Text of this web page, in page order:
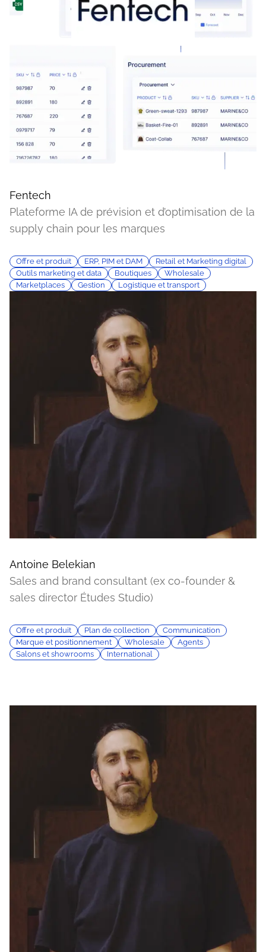
Fentech
Plateforme IA de prévision et d’optimisation de la
supply chain pour les marques
Offre et produit ERP, PIM et DAM
Retail et Marketing digital
Outils marketing et data
Boutiques
Wholesale
Marketplaces
Gestion Logistique et transport
Antoine Belekian
Sales and brand consultant (ex co-founder &
sales director Études Studio)
Offre et produit Plan de collection
Communication
Marque et positionnement
Wholesale
Agents
Salons et showrooms
International